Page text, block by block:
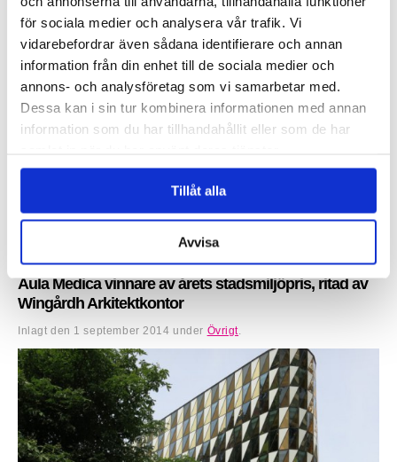
för sociala medier och analysera vår trafik. Vi
vidarebefordrar även sådana identifierare och annan
information från din enhet till de sociala medier och
annons- och analysföretag som vi samarbetar med.
Dessa kan i sin tur kombinera informationen med annan
information som du har tillhandahållit eller som de har
Tillåt alla
Avvisa
Claesson Koivisto Rune har skapat en unik möbelkollektion för den
under imm cologne 2015, kombinerar mörka och ljusa...
Aula Medica vinnare av årets stadsmiljöpris, ritad av
Wingårdh Arkitektkontor
Inlagt den 1 september 2014 under Övrigt